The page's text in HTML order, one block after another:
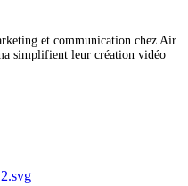
et communication chez Air
simplifient leur création vidéo